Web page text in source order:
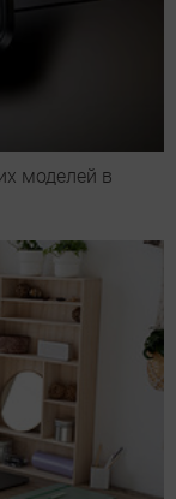
моделей в